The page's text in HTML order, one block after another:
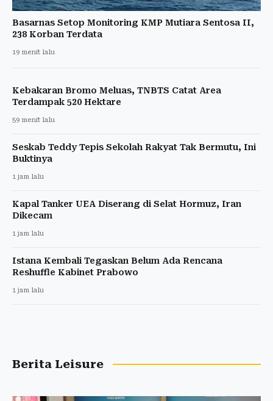
Basarnas Setop Monitoring KMP Mutiara Sentosa II,
238 Korban Terdata
19 menit lalu
Kebakaran Bromo Meluas, TNBTS Catat Area
Terdampak 520 Hektare
59 menit lalu
Seskab Teddy Tepis Sekolah Rakyat Tak Bermutu, Ini
Buktinya
1 jam lalu
Kapal Tanker UEA Diserang di Selat Hormuz, Iran
Dikecam
1 jam lalu
Istana Kembali Tegaskan Belum Ada Rencana
Reshuffle Kabinet Prabowo
1 jam lalu
Berita Leisure